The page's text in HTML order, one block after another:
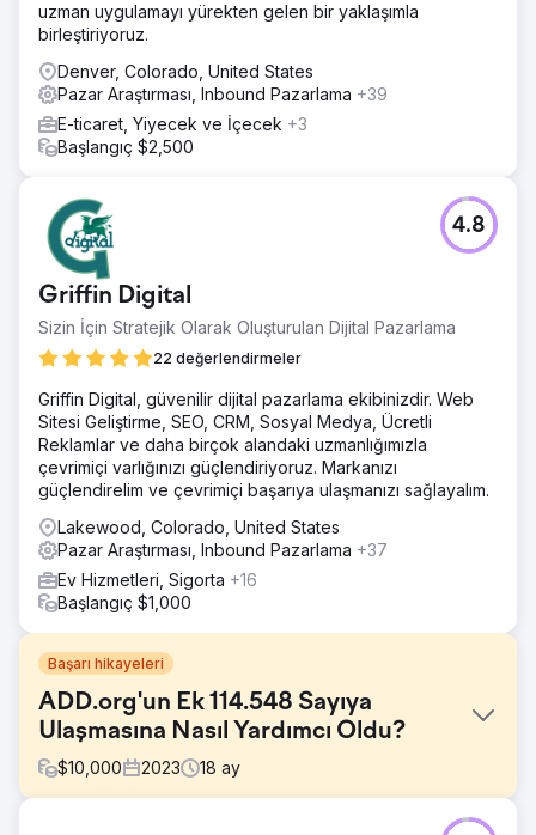
uzman uygulamayı yürekten gelen bir yaklaşımla
birleştiriyoruz.
Denver, Colorado, United States
Pazar Araştırması, Inbound Pazarlama +39
E-ticaret, Yiyecek ve İçecek +3
Başlangıç $2,500
Griffin Digital
Sizin İçin Stratejik Olarak Oluşturulan Dijital Pazarlama
22 değerlendirmeler
4.8
Griffin Digital, güvenilir dijital pazarlama ekibinizdir. Web
Sitesi Geliştirme, SEO, CRM, Sosyal Medya, Ücretli
Reklamlar ve daha birçok alandaki uzmanlığımızla
çevrimiçi varlığınızı güçlendiriyoruz. Markanızı
güçlendirelim ve çevrimiçi başarıya ulaşmanızı sağlayalım.
Lakewood, Colorado, United States
Pazar Araştırması, Inbound Pazarlama +37
Ev Hizmetleri, Sigorta +16
Başlangıç $1,000
Başarı hikayeleri
ADD.org'un Ek 114.548 Sayıya
Ulaşmasına Nasıl Yardımcı Oldu?
$10,000 2023 18 ay